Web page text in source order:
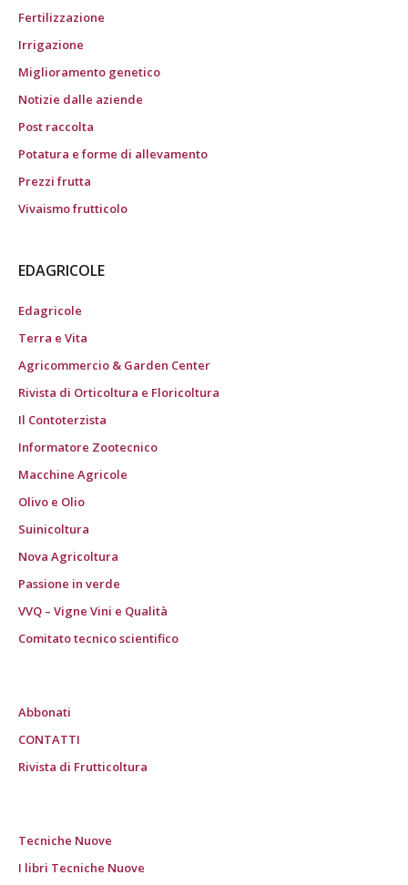
Fertilizzazione
Irrigazione
Miglioramento genetico
Notizie dalle aziende
Post raccolta
Potatura e forme di allevamento
Prezzi frutta
Vivaismo frutticolo
EDAGRICOLE
Edagricole
Terra e Vita
Agricommercio & Garden Center
Rivista di Orticoltura e Floricoltura
Il Contoterzista
Informatore Zootecnico
Macchine Agricole
Olivo e Olio
Suinicoltura
Nova Agricoltura
Passione in verde
VVQ – Vigne Vini e Qualità
Comitato tecnico scientifico
Abbonati
CONTATTI
Rivista di Frutticoltura
Tecniche Nuove
I libri Tecniche Nuove